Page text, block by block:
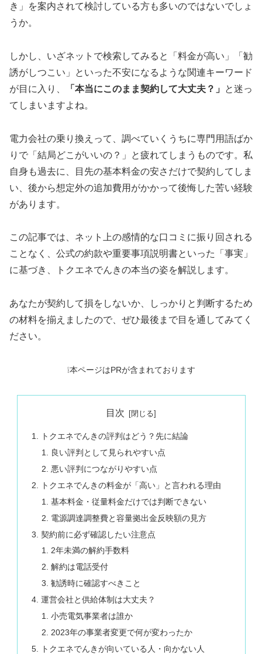
き」を案内されて検討している方も多いのではないでしょ
うか。
しかし、いざネットで検索してみると「料金が高い」「勧
誘がしつこい」といった不安になるような関連キーワード
が目に入り、
「本当にこのまま契約して大丈夫？」
と迷っ
てしまいますよね。
電力会社の乗り換えって、調べていくうちに専門用語ばか
りで「結局どこがいいの？」と疲れてしまうものです。私
自身も過去に、目先の基本料金の安さだけで契約してしま
い、後から想定外の追加費用がかかって後悔した苦い経験
があります。
この記事では、ネット上の感情的な口コミに振り回される
ことなく、公式の約款や重要事項説明書といった「事実」
に基づき、トクエネでんきの本当の姿を解説します。
あなたが契約して損をしないか、しっかりと判断するため
の材料を揃えましたので、ぜひ最後まで目を通してみてく
ださい。
❕本ページはPRが含まれております
目次
トクエネでんきの評判はどう？先に結論
良い評判として見られやすい点
悪い評判につながりやすい点
トクエネでんきの料金が「高い」と言われる理由
基本料金・従量料金だけでは判断できない
電源調達調整費と容量拠出金反映額の見方
契約前に必ず確認したい注意点
2年未満の解約手数料
解約は電話受付
勧誘時に確認すべきこと
運営会社と供給体制は大丈夫？
小売電気事業者は誰か
2023年の事業者変更で何が変わったか
トクエネでんきが向いている人・向かない人